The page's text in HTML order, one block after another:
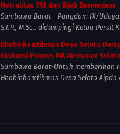
Netralitas TNI dan Bijak Bermedsos
Sumbawa Barat - Pangdam IX/
S.I.P., M.Sc., didampingi Ketua Persit
Bhabinkamtibmas Desa Seloto
Ekskursi Ponpes MA AL-manar
Sumbawa Barat-Untuk memberikan
Bhabinkamtibmas Desa Seloto Aipda